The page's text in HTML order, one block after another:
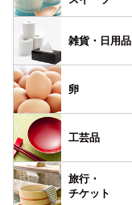
雑貨・ 日用品
卵
工芸品
旅行・
チケット